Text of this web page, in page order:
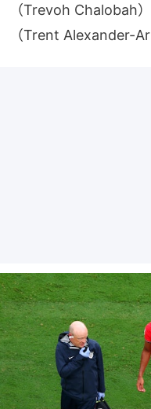
（Trevoh Chalobah
（Trent Alexander-